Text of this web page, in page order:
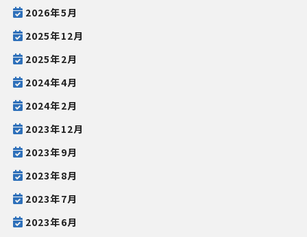
2026年5月
2025年12月
2025年2月
2024年4月
2024年2月
2023年12月
2023年9月
2023年8月
2023年7月
2023年6月